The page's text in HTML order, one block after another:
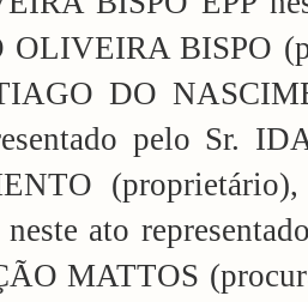
OLIVEIRA BISPO
DO
pelo Sr.
ato
MATTOS